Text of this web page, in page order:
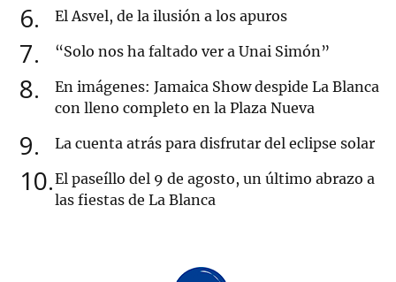
6 El Asvel, de la ilusión a los apuros
7 “Solo nos ha faltado ver a Unai Simón”
8
En imágenes: Jamaica Show despide La Blanca
con lleno completo en la Plaza Nueva
9 La cuenta atrás para disfrutar del eclipse solar
10 El paseíllo del 9 de agosto, un último abrazo a
las fiestas de La Blanca